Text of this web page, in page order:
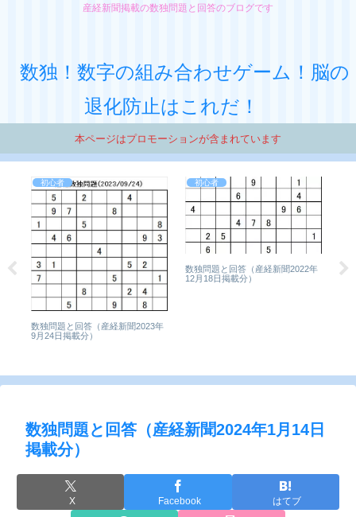
産経新聞掲載の数独問題と回答のブログです
数独！数字の組み合わせゲーム！脳の
退化防止はこれだ！
本ページはプロモーションが含まれています
初心者
数独問題と回答（産経新聞2023年
9月24日掲載分）
初心者
数独問題と回答（産経新聞2022年
12月18日掲載分）
数独問題と回答（産経新聞2024年1月14日
掲載分）
X Facebook はてブ